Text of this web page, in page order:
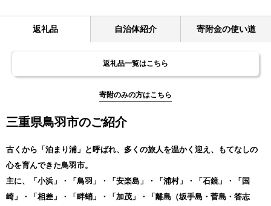
12月13日（水）以降にお申込み頂いたご寄附に
つきましては、準備ができ次第のお届けとなり、
※K-2宿泊観光周遊券について、年内発送が必要な方に
つきましても、12月13日（水）までに
鳥羽市観光協会（0599-25-3019）へご相談ください。
12月29日（金）～1月3日（水）の間はメールや
電話でのお問い合わせに対応ができません。
営業日等にご注意下さい。
必ず窓口で確認をお願い致します。
※鳥羽国際ホテルおせち料理のお問い合わせに
つきましては、0599-26-3736へお願い致します。
返礼品 自治体紹介 寄附金の使い道
返礼品一覧はこちら
寄附のみの方はこちら
三重県鳥羽市のご紹介
古くから「泊まり浦」と呼ばれ、多くの旅人を温かく迎え、もてなしの
心を育んできた鳥羽市。
主に、「小浜」・「鳥羽」・「安楽島」・「浦村」・「石鏡」・「国
崎」・「相差」・「畔蛸」・「加茂」・「離島（坂手島・菅島・答志